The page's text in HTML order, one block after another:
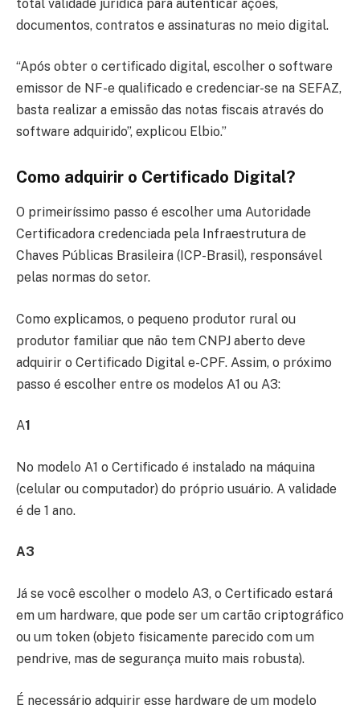
total validade jurídica para autenticar ações,
documentos, contratos e assinaturas no meio digital.
“Após obter o certificado digital, escolher o software
emissor de NF-e qualificado e credenciar-se na SEFAZ,
basta realizar a emissão das notas fiscais através do
software adquirido”, explicou Elbio.”
Como adquirir o Certificado Digital?
O primeiríssimo passo é escolher uma Autoridade
Certificadora credenciada pela Infraestrutura de
Chaves Públicas Brasileira (ICP-Brasil), responsável
pelas normas do setor.
Como explicamos, o pequeno produtor rural ou
produtor familiar que não tem CNPJ aberto deve
adquirir o Certificado Digital e-CPF. Assim, o próximo
passo é escolher entre os modelos A1 ou A3:
A1
No modelo A1 o Certificado é instalado na máquina
(celular ou computador) do próprio usuário. A validade
é de 1 ano.
A3
Já se você escolher o modelo A3, o Certificado estará
em um hardware, que pode ser um cartão criptográfico
ou um token (objeto fisicamente parecido com um
pendrive, mas de segurança muito mais robusta).
É necessário adquirir esse hardware de um modelo